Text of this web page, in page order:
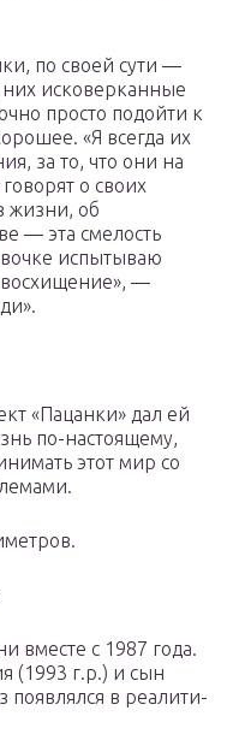
по своей сути —
исковерканные
просто подойти к
«Я всегда их
за то, что они на
о своих
жизни, об
— эта смелость
испытываю
—
«Пацанки» дал ей
по-настоящему,
этот мир со
вместе с 1987 года.
(1993 г.р.) и сын
появлялся в реалити-